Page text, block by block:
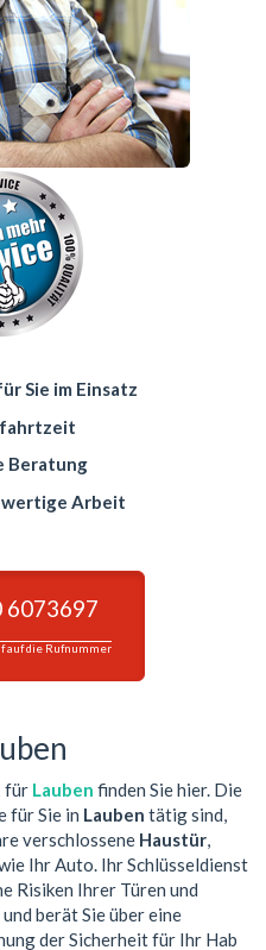
Sie im Einsatz
Beratung
Arbeit
6073697
auf die Rufnummer
für Lauben finden Sie hier. Die
für Sie in Lauben tätig sind,
verschlossene Haustür,
Ihr Auto. Ihr Schlüsseldienst
Risiken Ihrer Türen und
berät Sie über eine
der Sicherheit für Ihr Hab